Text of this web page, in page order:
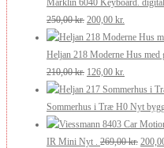
250,00kr. Den
oprindelige
pris
var:
250,00 kr..
200,00 kr.
aktuelle
pris
200,00 kr..
Heljan 218 Moderne Hus
210,00kr. Den
oprindelige
pris
var:
210,00 kr..
126,00 kr.
aktuelle
pris
er:
126,00 kr..
Sommerhus i Træ H0 Nyt
IR Mini Nyt .
269,00kr. Den